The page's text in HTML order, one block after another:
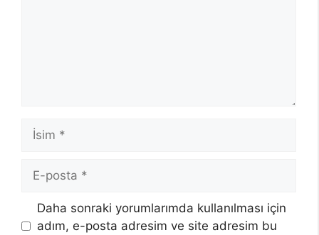
İsim
posta
Daha sonraki yorumlarımda kullanılması için
adım, e-posta adresim ve site adresim bu